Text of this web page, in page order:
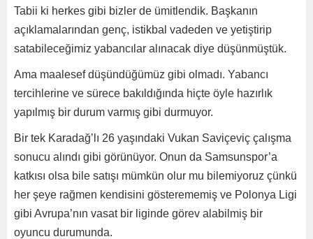
Tabii ki herkes gibi bizler de ümitlendik. Başkanın
açıklamalarından genç, istikbal vadeden ve yetiştirip
satabileceğimiz yabancılar alınacak diye düşünmüştük.
Ama maalesef düşündüğümüz gibi olmadı. Yabancı
tercihlerine ve sürece bakıldığında hiçte öyle hazırlık
yapılmış bir durum varmış gibi durmuyor.
Bir tek Karadağ’lı 26 yaşındaki Vukan Saviçeviç çalışma
sonucu alındı gibi görünüyor. Onun da Samsunspor’a
katkısı olsa bile satışı mümkün olur mu bilemiyoruz çünkü
her şeye rağmen kendisini gösterememiş ve Polonya Ligi
gibi Avrupa’nın vasat bir liginde görev alabilmiş bir
oyuncu durumunda.